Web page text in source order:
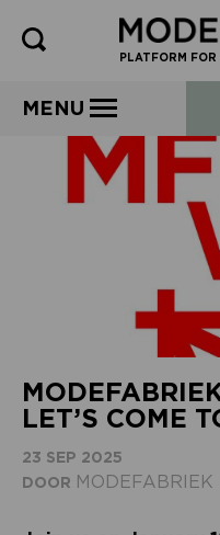
PLATFORM FOR
MENU
LET’S COME
23 SEP 2025
DOOR MODEFABRIEK